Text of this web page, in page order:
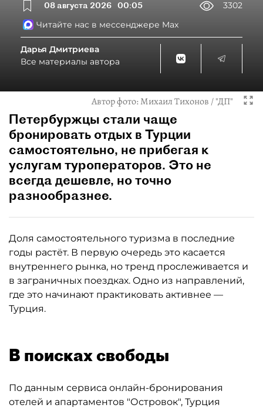
08 августа 2026 00:05
3302
Читайте нас в мессенджере Max
Дарья Дмитриева
Все материалы автора
Автор фото:Михаил Тихонов / "ДП"
Петербуржцы стали чаще
бронировать отдых в Турции
самостоятельно, не прибегая к
услугам туроператоров. Это не
всегда дешевле, но точно
разнообразнее.
Доля самостоятельного туризма в последние
годы растёт. В первую очередь это касается
внутреннего рынка, но тренд прослеживается и
в заграничных поездках. Одно из направлений,
где это начинают практиковать активнее —
Турция.
В поисках свободы
По данным сервиса онлайн-бронирования
отелей и апартаментов "Островок", Турция